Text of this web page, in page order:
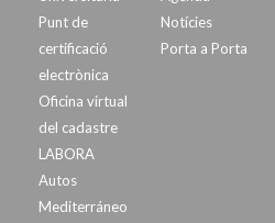
Punt de
certificació
electrònica
Oficina virtual
del cadastre
LABORA
Autos
Mediterráneo
Notícies
Porta a Porta